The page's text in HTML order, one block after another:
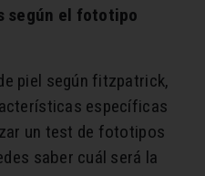
según el fototipo
piel según fitzpatrick,
específicas
un test de fototipos
saber cuál será la